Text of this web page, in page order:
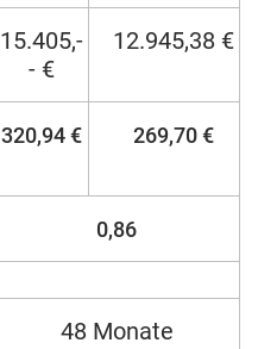
15.405,-
- €
12.945,38 €
320,94 € 269,70 €
0,86
48 Monate